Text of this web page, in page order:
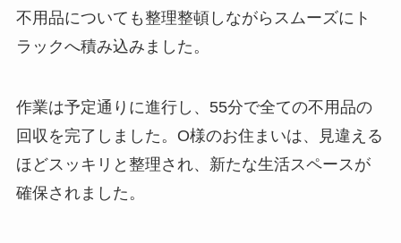
不用品についても整理整頓しながらスムーズにト
ラックへ積み込みました。
作業は予定通りに進行し、55分で全ての不用品の
回収を完了しました。O様のお住まいは、見違える
ほどスッキリと整理され、新たな生活スペースが
確保されました。